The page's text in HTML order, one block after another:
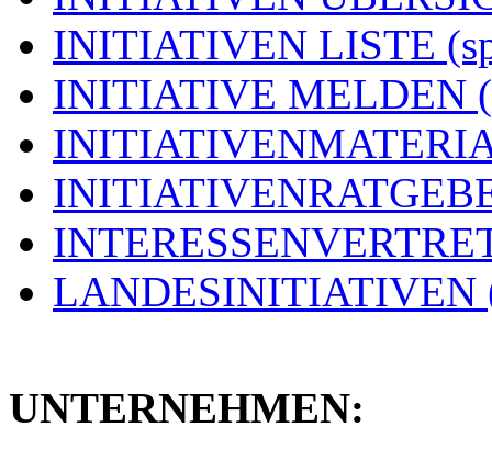
INITIATIVEN LISTE
INITIATIVE MELDEN
LANDESINITIATIVEN
UNTERNEHMEN: